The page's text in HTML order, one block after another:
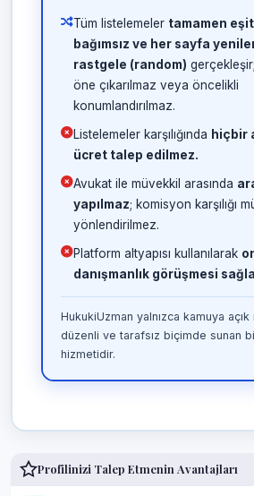
Tüm listelemeler tamamen
bağımsız ve her sayfa
rastgele (random)
öne çıkarılmaz veya öncelikli
konumlandırılmaz.
Listelemeler karşılığında hiçbir
ücret talep edilmez.
Avukat ile müvekkil arasında
yapılmaz; komisyon karşılığı
yönlendirilmez.
Platform altyapısı kullanılarak
danışmanlık görüşmesi
HukukiUzman yalnızca kamuya
düzenli ve tarafsız biçimde sunan
hizmetidir.
Profilinizi Talep Etmenin Avantajları